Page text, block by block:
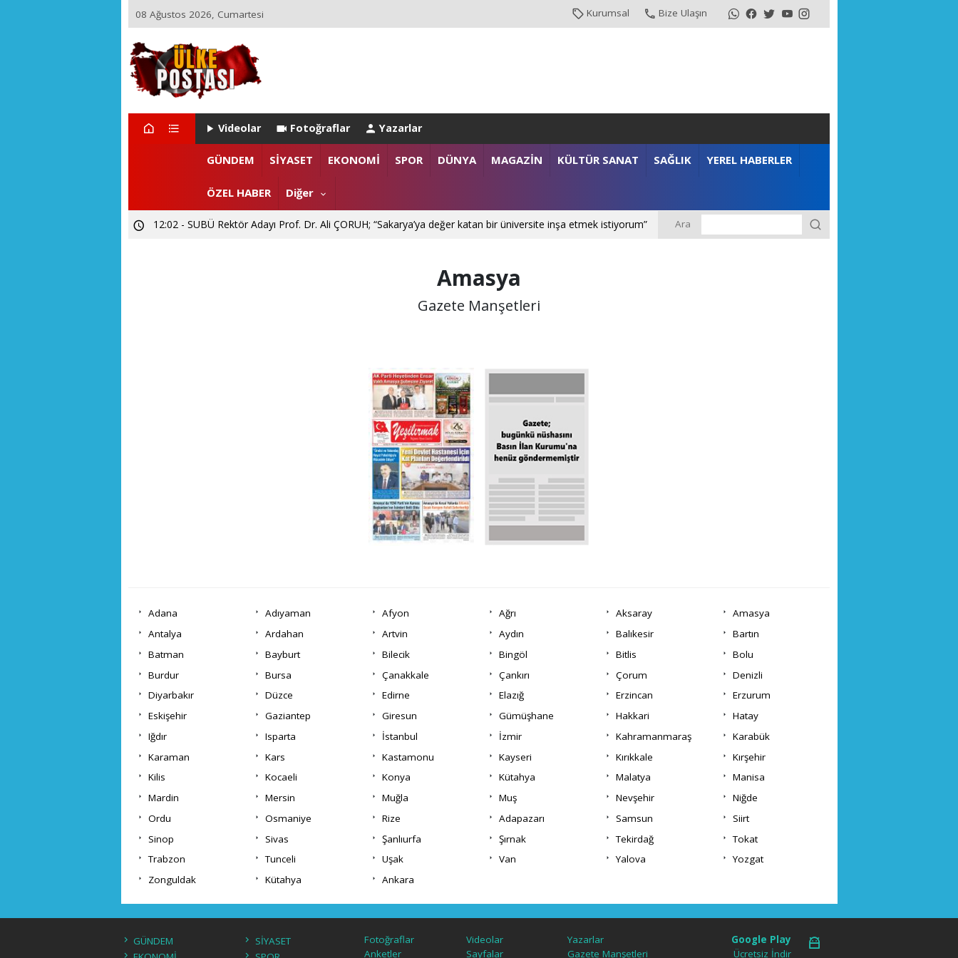
08 Ağustos 2026, Cumartesi Kurumsal Bize Ulaşın
Videolar Fotoğraflar Yazarlar
GÜNDEM SİYASET EKONOMİ SPOR DÜNYA MAGAZİN KÜLTÜR SANAT SAĞLIK YEREL HABERLER
ÖZEL HABER Diğer
22:29 - ZEYNEP ARI TETİK İSTANBUL EMNİYET MÜDÜRLÜĞÜ’NE ATANDI
12:02 - SUBÜ Rektör Adayı Prof. Dr. Ali ÇORUH; “Sakarya’ya değer katan bir üniversite inşa etmek istiyorum” Ara
Amasya
Gazete Manşetleri
Adana Adıyaman Afyon Ağrı Aksaray
Amasya
Antalya
Ardahan Artvin Aydın Balıkesir
Bartın
Batman
Bayburt Bilecik Bingöl Bitlis
Bolu
Burdur
Bursa Çanakkale Çankırı Çorum
Denizli
Diyarbakır
Düzce Edirne Elazığ Erzincan
Erzurum
Eskişehir
Gaziantep Giresun Gümüşhane Hakkari
Hatay
Iğdır
Isparta İstanbul İzmir Kahramanmaraş
Karabük
Karaman
Kars Kastamonu Kayseri Kırıkkale
Kırşehir
Kilis
Kocaeli Konya Kütahya Malatya
Manisa
Mardin
Mersin Muğla Muş Nevşehir
Niğde
Ordu
Osmaniye Rize Adapazarı Samsun
Siirt
Sinop
Sivas Şanlıurfa Şırnak Tekirdağ
Tokat
Trabzon
Tunceli Uşak Van Yalova
Yozgat
Zonguldak
Kütahya Ankara
GÜNDEM
SİYASET
Fotoğraflar Videolar
Yazarlar
Anketler
Sayfalar Gazete Manşetleri
Google Play
Ücretsiz İndir